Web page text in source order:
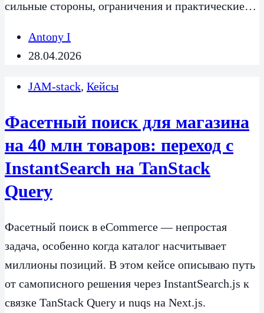
сильные стороны, ограничения и практические…
Antony I
28.04.2026
JAM-stack, Кейсы
Фасетный поиск для магазина
на 40 млн товаров: переход с
InstantSearch на TanStack
Query
Фасетный поиск в eCommerce — непростая
задача, особенно когда каталог насчитывает
миллионы позиций. В этом кейсе описываю путь
от самописного решения через InstantSearch.js к
связке TanStack Query и nuqs на Next.js.